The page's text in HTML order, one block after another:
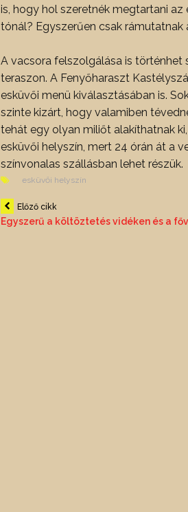
is, hogy hol szeretnék megtartani
tónál? Egyszerűen csak
A vacsora felszolgálása is
teraszon. A Fenyőharaszt
esküvői menü kiválasztásában is.
szinte kizárt, hogy valamiben
tehát egy olyan miliőt alakíthatnak
esküvői helyszín, mert 24 órán át a
színvonalas szállásban lehet részük.
esküvői helyszín
Bejegyzés
Előző cikk
Egyszerű a költöztetés vidéken és a